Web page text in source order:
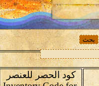
كود الحصر للعنصر